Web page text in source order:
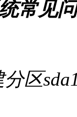
常见
区